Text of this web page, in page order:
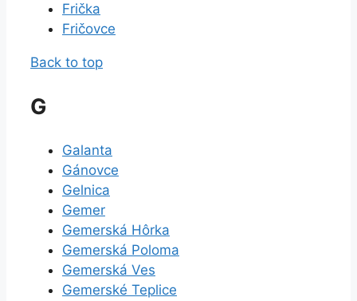
Frička
Fričovce
Back to top
G
Galanta
Gánovce
Gelnica
Gemer
Gemerská Hôrka
Gemerská Poloma
Gemerská Ves
Gemerské Teplice